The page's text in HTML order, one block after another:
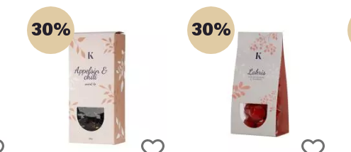
30% 30%